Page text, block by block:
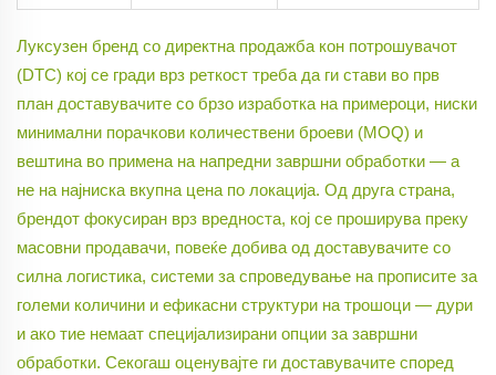
Луксузен бренд со директна продажба кон потрошувачот
(DTC) кој се гради врз реткост треба да ги стави во прв
план доставувачите со брзо изработка на примероци, ниски
минимални порачкови количествени броеви (MOQ) и
вештина во примена на напредни завршни обработки — а
не на најниска вкупна цена по локација. Од друга страна,
брендот фокусиран врз вредноста, кој се проширува преку
масовни продавачи, повеќе добива од доставувачите со
силна логистика, системи за спроведување на прописите за
големи количини и ефикасни структури на трошоци — дури
и ако тие немаат специјализирани опции за завршни
обработки. Секогаш оценувајте ги доставувачите според